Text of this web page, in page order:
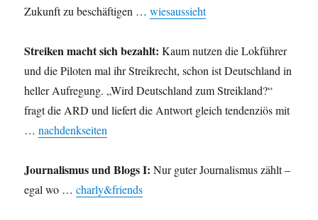
Zukunft zu beschäftigen …wiesaussieht
Streiken macht sich bezahlt: Kaum nutzen die Lokführer
und die Piloten mal ihr Streikrecht, schon ist Deutschland in
heller Aufregung. „Wird Deutschland zum Streikland?“
fragt die ARD und liefert die Antwort gleich tendenziös mit
…nachdenkseiten
Journalismus und Blogs I: Nur guter Journalismus zählt –
egal wo …charly&friends